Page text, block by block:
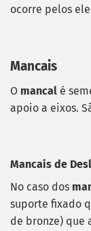
ocorre pelos
Mancais
O mancal é
apoio a eixos.
Mancais de
No caso dos
suporte fixado
de bronze) que